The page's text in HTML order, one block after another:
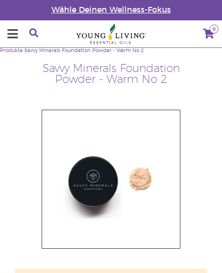
Wähle Deinen Wellness-Fokus
0
Savvy Minerals Foundation
Powder - Warm No 2
Produkte Savvy Minerals Foundation Powder - Warm No 2